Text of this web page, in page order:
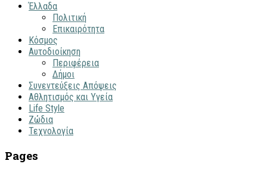
Έλλαδα
Πολιτική
Επικαιρότητα
Κόσμος
Αυτοδιοίκηση
Περιφέρεια
Δήμοι
Συνεντεύξεις Απόψεις
Αθλητισμός και Υγεία
Life Style
Ζώδια
Τεχνολογία
Pages